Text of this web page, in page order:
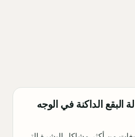
البقع الداكنة في الوجه